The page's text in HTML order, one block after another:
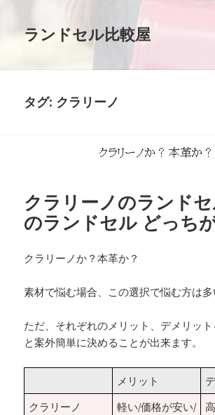
ランドセル比較屋
タグ: クラリーノ
クラリーノのランド
のランドセル どっち
クラリーノか？本革か？
素材で悩む場合、この選択で悩む方は多
ただ、それぞれのメリット、デメリッ
と案外簡単に決めることが出来ます。
メリット
クラリーノ
軽い/価格が安い/